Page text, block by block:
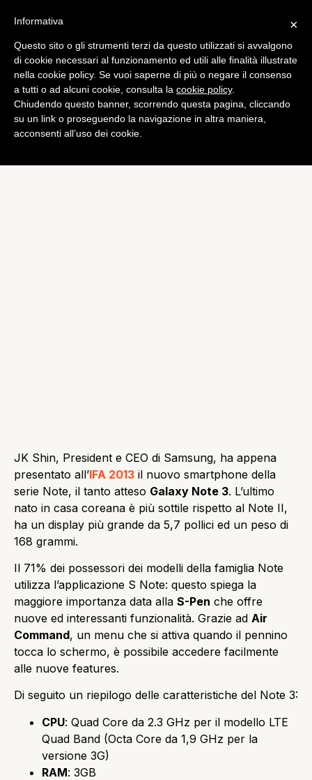
Tech
Samsung presenta il Galaxy
Note 3
di Alessandro Moretti
JK Shin, President e CEO di Samsung, ha appena
presentato all’IFA 2013 il nuovo smartphone della
serie Note, il tanto atteso Galaxy Note 3. L’ultimo
nato in casa coreana è più sottile rispetto al Note II,
ha un display più grande da 5,7 pollici ed un peso di
168 grammi.
Il 71% dei possessori dei modelli della famiglia Note
utilizza l’applicazione S Note: questo spiega la
maggiore importanza data alla S-Pen che offre
nuove ed interessanti funzionalità. Grazie ad Air
Command, un menu che si attiva quando il pennino
tocca lo schermo, è possibile accedere facilmente
alle nuove features.
Di seguito un riepilogo delle caratteristiche del Note 3:
CPU: Quad Core da 2.3 GHz per il modello LTE
Quad Band (Octa Core da 1,9 GHz per la
versione 3G)
RAM: 3GB
×
Informativa
Questo sito o gli strumenti terzi da questo utilizzati si avvalgono
di cookie necessari al funzionamento ed utili alle finalità illustrate
nella cookie policy. Se vuoi saperne di più o negare il consenso
a tutti o ad alcuni cookie, consulta la cookie policy.
Chiudendo questo banner, scorrendo questa pagina, cliccando
su un link o proseguendo la navigazione in altra maniera,
acconsenti all’uso dei cookie.